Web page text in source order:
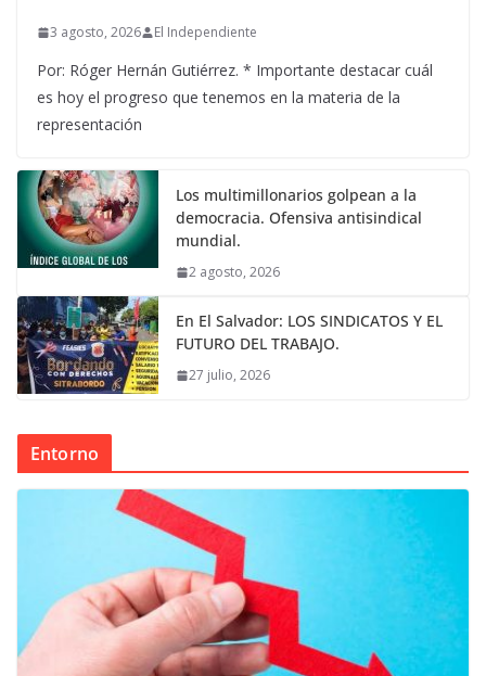
3 agosto, 2026 El Independiente
Por: Róger Hernán Gutiérrez. * Importante destacar cuál
es hoy el progreso que tenemos en la materia de la
representación
Los multimillonarios golpean a la
democracia. Ofensiva antisindical
mundial.
2 agosto, 2026
En El Salvador: LOS SINDICATOS Y EL
FUTURO DEL TRABAJO.
27 julio, 2026
Entorno